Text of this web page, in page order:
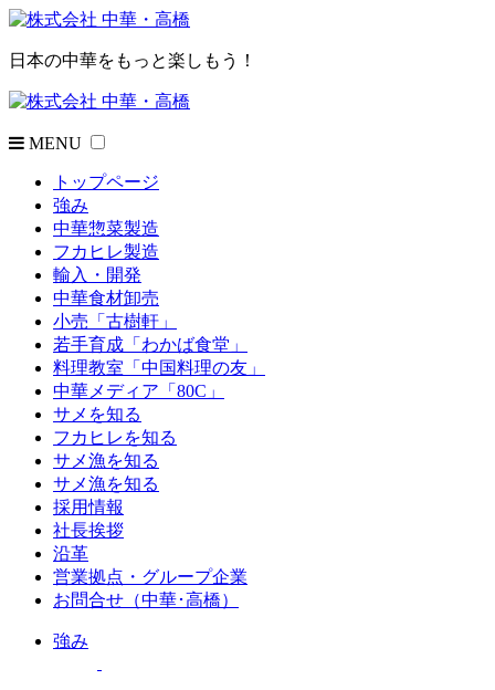
日本の中華をもっと楽しもう！
MENU
トップページ
強み
中華惣菜製造
フカヒレ製造
輸入・開発
中華食材卸売
小売「古樹軒」
若手育成「わかば食堂」
料理教室「中国料理の友」
中華メディア「80C」
サメを知る
フカヒレを知る
サメ漁を知る
サメ漁を知る
採用情報
社長挨拶
沿革
営業拠点・グループ企業
お問合せ（中華･高橋）
強み